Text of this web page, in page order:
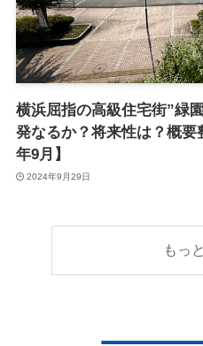
横浜屈指の高級住宅街”緑
発なるか？将来性は？概要
年9月】
2024年9月29日
もっ